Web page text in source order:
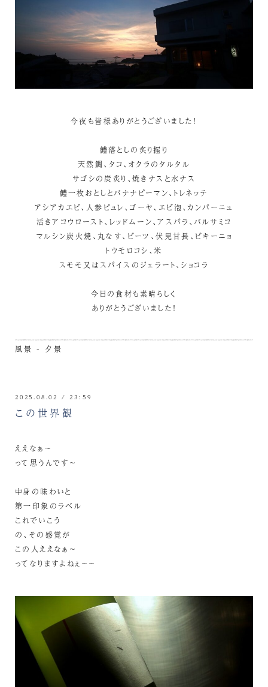
今夜も皆様ありがとうございました！
鱧落としの炙り握り
天然鯛、タコ、オクラのタルタル
サゴシの炭炙り、焼きナスと水ナス
鱧一枚おとしとバナナピーマン、トレネッテ
アシアカエビ、人参ピュレ、ゴーヤ、エビ泡、カンパーニュ
活きアコウロースト、レッドムーン、アスパラ、バルサミコ
マルシン炭火焼、丸なす、ビーツ、伏見甘長、ビキーニョ
トウモロコシ、米
スモモ又はスパイスのジェラート、ショコラ
今日の食材も素晴らしく
ありがとうございました！
風景 - 夕景
2025.08.02 / 23:59
この世界観
ええなぁ～
って思うんです～
中身の味わいと
第一印象のラベル
これでいこう
の、その感覚が
この人ええなぁ～
ってなりますよねぇ～～